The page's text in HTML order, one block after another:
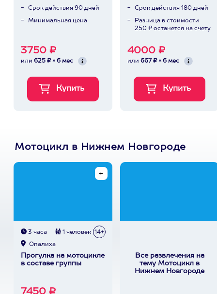
Срок действия 90 дней
Минимальная цена
3750 ₽
или 625 ₽ × 6 мес
Срок действия 180 дней
Разница в стоимости
250 ₽ останется на счету
4000 ₽
или 667 ₽ × 6 мес
Мотоцикл в Нижнем Новгороде
3 часа 1 человек 14+
Опалиха
Прогулка на мотоцикле
в составе группы
7450 ₽
Все развлечения на
тему Мотоцикл в
Нижнем Новгороде